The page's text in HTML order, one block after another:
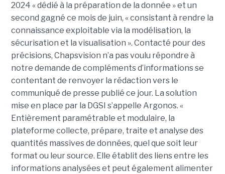
2024 « dédié à la préparation de la donnée » et un
second gagné ce mois de juin, « consistant à rendre la
connaissance exploitable via la modélisation, la
sécurisation et la visualisation ». Contacté pour des
précisions, Chapsvision n’a pas voulu répondre à
notre demande de compléments d’informations se
contentant de renvoyer la rédaction vers le
communiqué de presse publié ce jour. La solution
mise en place par la DGSI s’appelle Argonos. «
Entièrement paramétrable et modulaire, la
plateforme collecte, prépare, traite et analyse des
quantités massives de données, quel que soit leur
format ou leur source. Elle établit des liens entre les
informations analysées et peut également alimenter